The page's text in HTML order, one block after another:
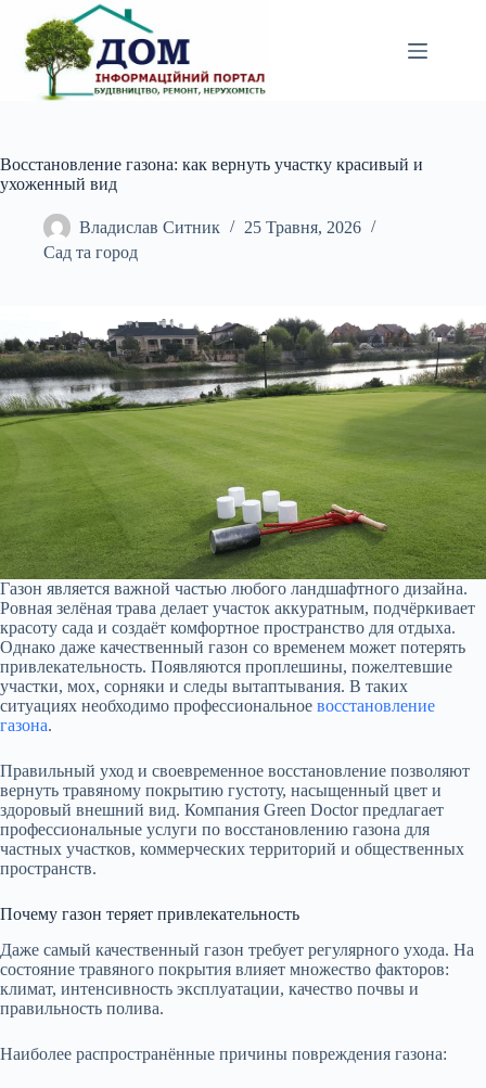
вмісту
Восстановление газона: как вернуть участку красивый и
ухоженный вид
Владислав Ситник
25 Травня, 2026
Сад та город
Газон является важной частью любого ландшафтного дизайна.
Ровная зелёная трава делает участок аккуратным, подчёркивает
красоту сада и создаёт комфортное пространство для отдыха.
Однако даже качественный газон со временем может потерять
привлекательность. Появляются проплешины, пожелтевшие
участки, мох, сорняки и следы вытаптывания. В таких
ситуациях необходимо профессиональное восстановление
газона.
Правильный уход и своевременное восстановление позволяют
вернуть травяному покрытию густоту, насыщенный цвет и
здоровый внешний вид. Компания Green Doctor предлагает
профессиональные услуги по восстановлению газона для
частных участков, коммерческих территорий и общественных
пространств.
Почему газон теряет привлекательность
Даже самый качественный газон требует регулярного ухода. На
состояние травяного покрытия влияет множество факторов:
климат, интенсивность эксплуатации, качество почвы и
правильность полива.
Наиболее распространённые причины повреждения газона: